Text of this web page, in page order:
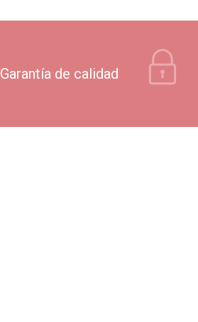
Garantía de calidad